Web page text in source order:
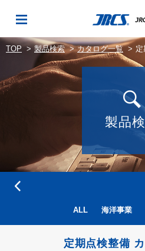
TOP 製品検索 カタログ一覧
製品
ALL 海洋事業
定期点検整備